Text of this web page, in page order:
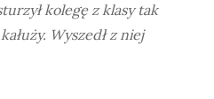
kolegę z klasy tak
Wyszedł z niej